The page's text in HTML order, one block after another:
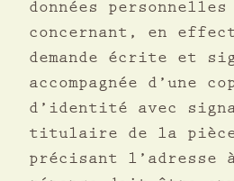
données
concernant, en
demande écrite et
accompagnée d’une
d’identité avec
titulaire de la
précisant l’adresse